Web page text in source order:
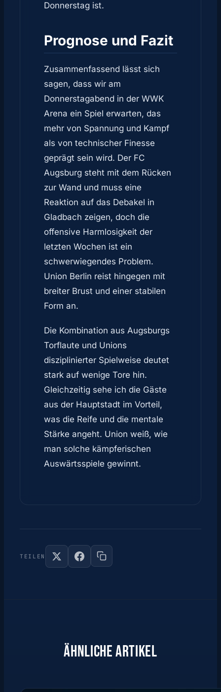
Donnerstag ist.
Prognose und Fazit
Zusammenfassend lässt sich
sagen, dass wir am
Donnerstagabend in der WWK
Arena ein Spiel erwarten, das
mehr von Spannung und Kampf
als von technischer Finesse
geprägt sein wird. Der FC
Augsburg steht mit dem Rücken
zur Wand und muss eine
Reaktion auf das Debakel in
Gladbach zeigen, doch die
offensive Harmlosigkeit der
letzten Wochen ist ein
schwerwiegendes Problem.
Union Berlin reist hingegen mit
breiter Brust und einer stabilen
Form an.
Die Kombination aus Augsburgs
Torflaute und Unions
disziplinierter Spielweise deutet
stark auf wenige Tore hin.
Gleichzeitig sehe ich die Gäste
aus der Hauptstadt im Vorteil,
was die Reife und die mentale
Stärke angeht. Union weiß, wie
man solche kämpferischen
Auswärtsspiele gewinnt.
TEILEN
ÄHNLICHE ARTIKEL